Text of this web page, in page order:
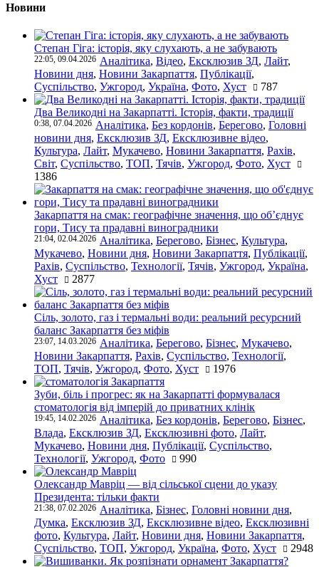
Новини
Степан Гіга: історія, яку слухають, а не забувають
22:05, 09.04.2026 Аналітика, Відео, Ексклюзив ЗД, Лайт,
Новини дня, Новини Закарпаття, Публікації,
Суспільство, Ужгород, Україна, Фото, Хуст 787
Два Великодні на Закарпатті. Історія, факти, традиції
0:38, 07.04.2026 Аналітика, Без кордонів, Берегово, Головні
новини дня, Ексклюзив ЗД, Ексклюзивне відео,
Культура, Лайт, Мукачево, Новини Закарпаття, Рахів,
Світ, Суспільство, ТОП, Тячів, Ужгород, Фото, Хуст
1386
Закарпаття на смак: географічне значення, що об’єднує
гори, Тису та прадавні виноградники
21:04, 02.04.2026 Аналітика, Берегово, Бізнес, Культура,
Мукачево, Новини дня, Новини Закарпаття, Публікації,
Рахів, Суспільство, Технології, Тячів, Ужгород, Україна,
Хуст
2877
Сіль, золото, газ і термальні води: реальний ресурсний
баланс Закарпаття без міфів
23:07, 14.03.2026 Аналітика, Берегово, Бізнес, Мукачево,
Новини Закарпаття, Рахів, Суспільство, Технології,
ТОП, Тячів, Ужгород, Фото, Хуст 1976
Зуби, біль і прогрес: як на Закарпатті формувалася
стоматологія від імперій до приватних клінік
19:45, 14.02.2026 Аналітика, Без кордонів, Берегово, Бізнес,
Влада, Ексклюзив ЗД, Ексклюзивні фото, Лайт,
Мукачево, Новини дня, Публікації, Суспільство,
Технології, Ужгород, Фото 990
Олександр Мавріц — від сільської сцени до указу
Президента: тільки факти
21:38, 07.02.2026 Аналітика, Бізнес, Головні новини дня,
Думка, Ексклюзив ЗД, Ексклюзивне відео, Ексклюзивні
фото, Культура, Лайт, Новини дня, Новини Закарпаття,
Суспільство, ТОП, Ужгород, Україна, Фото, Хуст 2948